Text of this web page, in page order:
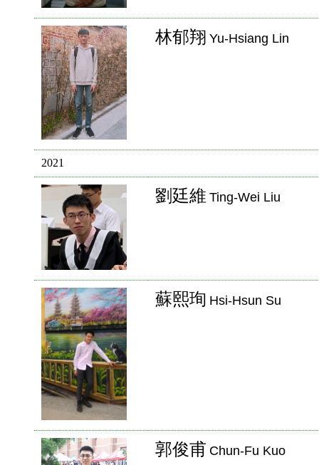
林郁翔 Yu-Hsiang Lin
2021
劉廷維 Ting-Wei Liu
蘇熙珣 Hsi-Hsun Su
郭俊甫 Chun-Fu Kuo